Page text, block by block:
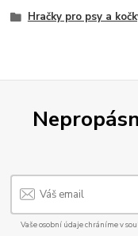
Hračky pro psy a
Vaše osobní údaje chráníme v